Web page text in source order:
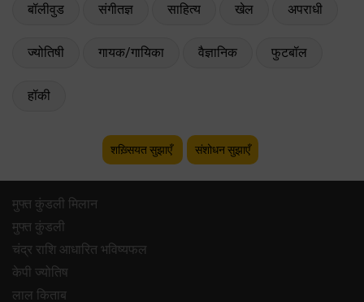
बॉलीवुड संगीतज्ञ साहित्य खेल अपराधी
ज्योतिषी गायक/गायिका वैज्ञानिक फुटबॉल
हॉकी
शख़्सियत सुझाएँ संशोधन सुझाएँ
मुफ्त कुंडली मिलान
मुफ्त कुंडली
चंद्र राशि आधारित भविष्यफल
केपी ज्योतिष
लाल किताब